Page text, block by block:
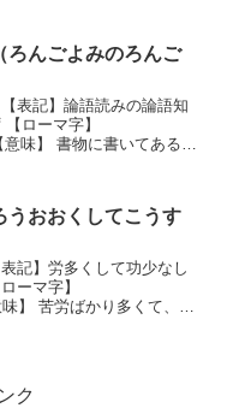
ろんごよみのろんご
ローマ字】
うおおくしてこうす
ーマ字】
ク